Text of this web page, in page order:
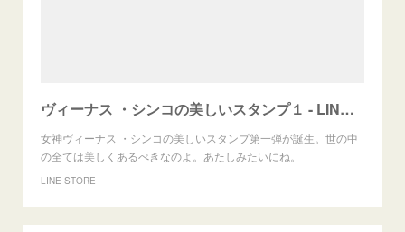
ヴィーナス ・シンコの美しいスタンプ１ - LINE スタンプ | LINE STORE
女神ヴィーナス ・シンコの美しいスタンプ第一弾が誕生。世の中
の全ては美しくあるべきなのよ。あたしみたいにね。
LINE STORE